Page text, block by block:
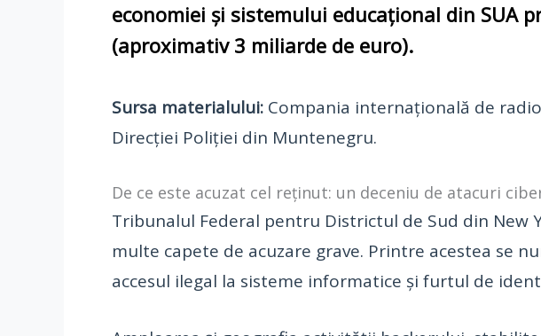
economiei și sistemului educațional din SUA
(aproximativ 3 miliarde de euro).
Sursa materialului: Compania internațională de
Direcției Poliției din Muntenegru.
De ce este acuzat cel reținut: un deceniu de atacuri
Tribunalul Federal pentru Districtul de Sud din New
multe capete de acuzare grave. Printre acestea se
accesul ilegal la sisteme informatice și furtul de